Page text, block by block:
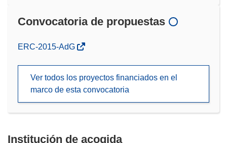
Convocatoria de propuestas
(se
nueva
ERC-2015-AdG
Ver todos los proyectos financiados en el
marco de esta convocatoria
Institución de acogida